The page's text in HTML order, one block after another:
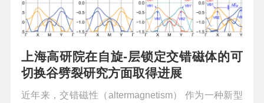
上海高研院在自旋-层锁定交错磁体的可
切换谷劈裂研究方面取得进展
近年来，交错磁性（altermagnetism） 作为一种新型